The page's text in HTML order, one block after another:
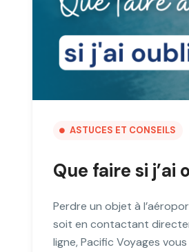
ASTUCES ET CONSEILS
Que faire si j’ai
Perdre un objet à
soit en contactant
ligne, Pacific Voyages